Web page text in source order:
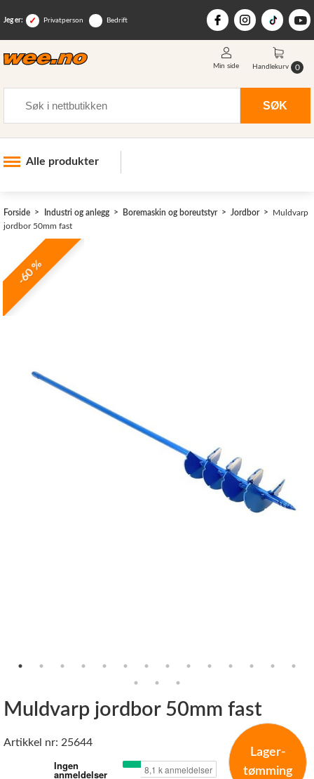
Jeg er: Privatperson Bedrift
SØK
Min side Handlekurv 0
Alle produkter
Skogsutstyr
Landbruksutstyr
Hjem, hage, fritid og sjø
Vinter og snøutstyr
Tilbud
Lagertømming
Forside Industri og anlegg Boremaskin og boreutstyr Jordbor
Muldvarp
jordbor 50mm fast
-60 %
Muldvarp jordbor 50mm fast
Lager-
tømming
Artikkel nr: 25644